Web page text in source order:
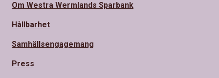
Om Westra Wermlands Sparbank
Hållbarhet
Samhällsengagemang
Press